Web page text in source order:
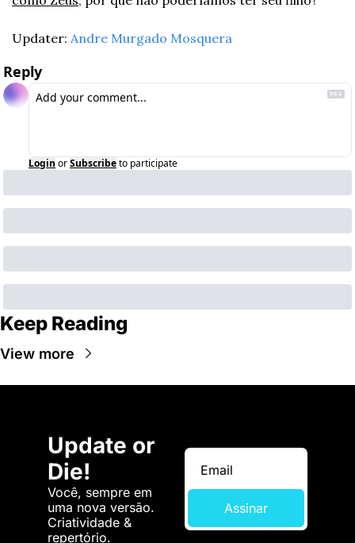
Updater: Andre Murgado Mosquera
Reply
Login orSubscribeto participate
Keep Reading
View more
Update or
Die!
Você, sempre em
uma nova versão.
Criatividade &
repertório.
Assinar